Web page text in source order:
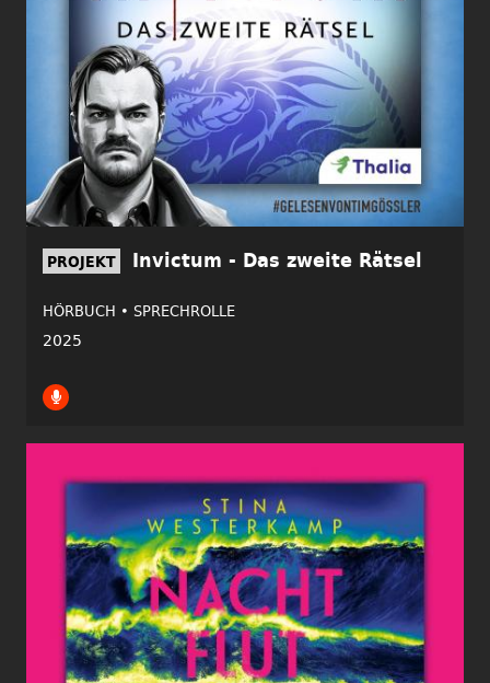
PROJEKT Invictum - Das zweite Rätsel
HÖRBUCH • SPRECHROLLE
2025